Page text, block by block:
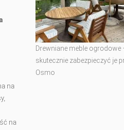
na
na
Drewniane meble ogrodowe
skutecznie zabezpieczyć je
Osmo